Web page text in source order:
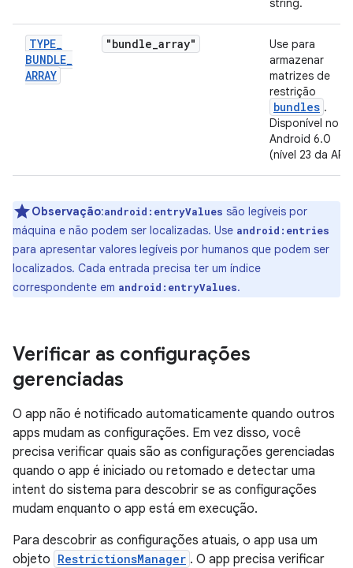
string.
TYPE_
BUNDLE_
ARRAY
"bundle_array"
Use para
armazenar
matrizes de
restrição
bundles .
Disponível no
Android 6.0
(nível 23 da API).
Observação:android:entryValues são legíveis por
máquina e não podem ser localizadas. Use android:entries
para apresentar valores legíveis por humanos que podem ser
localizados. Cada entrada precisa ter um índice
correspondente em android:entryValues.
Verificar as configurações
gerenciadas
O app não é notificado automaticamente quando outros
apps mudam as configurações. Em vez disso, você
precisa verificar quais são as configurações gerenciadas
quando o app é iniciado ou retomado e detectar uma
intent do sistema para descobrir se as configurações
mudam enquanto o app está em execução.
Para descobrir as configurações atuais, o app usa um
objeto RestrictionsManager . O app precisa verificar